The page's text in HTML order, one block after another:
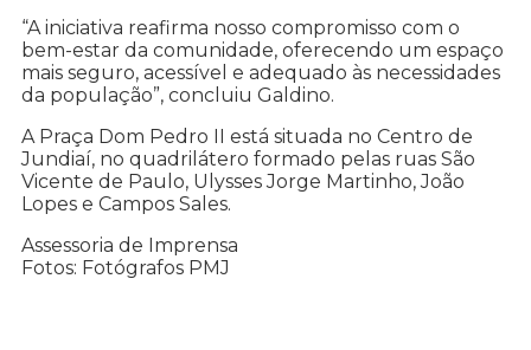
“A iniciativa reafirma nosso compromisso com o
bem-estar da comunidade, oferecendo um espaço
mais seguro, acessível e adequado às necessidades
da população”, concluiu Galdino.
A Praça Dom Pedro II está situada no Centro de
Jundiaí, no quadrilátero formado pelas ruas São
Vicente de Paulo, Ulysses Jorge Martinho, João
Lopes e Campos Sales.
Assessoria de Imprensa
Fotos: Fotógrafos PMJ